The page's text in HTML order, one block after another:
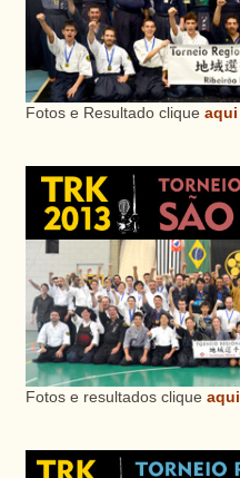
Fotos e Resultado clique aqui
Fotos e resultados clique aqui